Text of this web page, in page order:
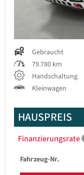
Gebraucht
79.780 km
Handschaltung
Kleinwagen
HAUSPREIS
Finanzierungsrate
Fahrzeug-Nr.